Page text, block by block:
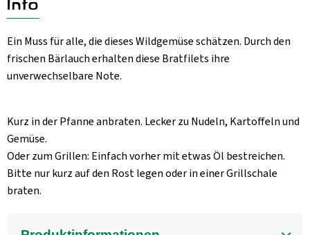
Aktuelles
B2B
Info
Ein Muss für alle, die dieses Wildgemüse schätzen. Durch den
frischen Bärlauch erhalten diese Bratfilets ihre
unverwechselbare Note.
Kurz in der Pfanne anbraten. Lecker zu Nudeln, Kartoffeln und
Gemüse.
Oder zum Grillen: Einfach vorher mit etwas Öl bestreichen.
Bitte nur kurz auf den Rost legen oder in einer Grillschale
braten.